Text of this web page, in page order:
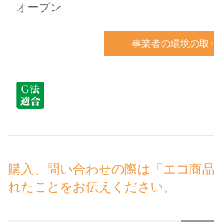
オープン
事業者の環境の取
購入、問い合わせの際は「エコ商
れたことをお伝えください。